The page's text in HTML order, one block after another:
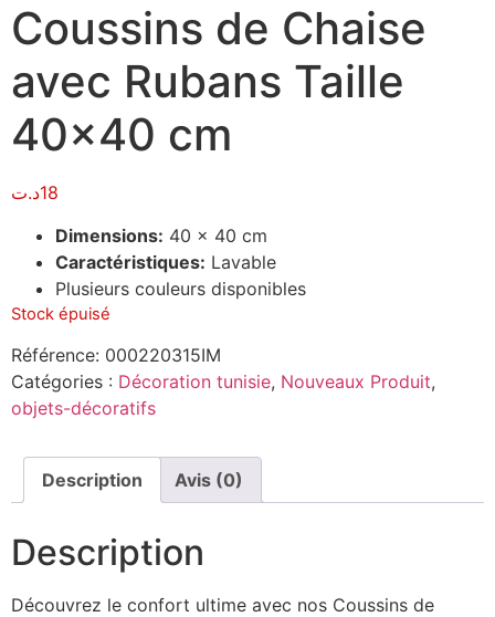
Coussins de Chaise
avec Rubans Taille
40×40 cm
18د.ت
Dimensions: 40 x 40 cm
Caractéristiques: Lavable
Plusieurs couleurs disponibles
Stock épuisé
Référence: 000220315IM
Catégories : Décoration tunisie, Nouveaux Produit,
objets-décoratifs
Description Avis (0)
Description
Découvrez le confort ultime avec nos Coussins de